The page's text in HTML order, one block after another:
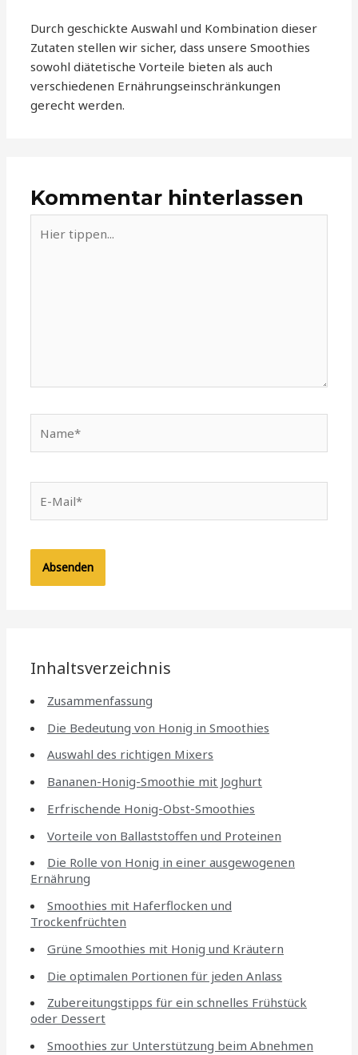
Durch geschickte Auswahl und Kombination dieser
Zutaten stellen wir sicher, dass unsere Smoothies
sowohl diätetische Vorteile bieten als auch
verschiedenen Ernährungseinschränkungen
gerecht werden.
Kommentar hinterlassen
tippen...
Mail*
Inhaltsverzeichnis
Zusammenfassung
Die Bedeutung von Honig in Smoothies
Auswahl des richtigen Mixers
Bananen-Honig-Smoothie mit Joghurt
Erfrischende Honig-Obst-Smoothies
Vorteile von Ballaststoffen und Proteinen
Die Rolle von Honig in einer ausgewogenen
Ernährung
Smoothies mit Haferflocken und
Trockenfrüchten
Grüne Smoothies mit Honig und Kräutern
Die optimalen Portionen für jeden Anlass
Zubereitungstipps für ein schnelles Frühstück
oder Dessert
Smoothies zur Unterstützung beim Abnehmen